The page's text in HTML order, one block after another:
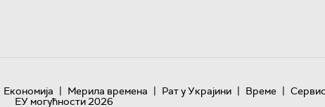
Економија | Мерила времена | Рат у Украјини | Време |
ЕУ могућности 2026